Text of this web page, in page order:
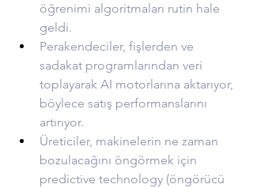
öğrenimi algoritmaları rutin hale
geldi.
Perakendeciler, fişlerden ve
sadakat programlarından veri
toplayarak AI motorlarına aktarıyor,
böylece satış performanslarını
artırıyor.
Üreticiler, makinelerin ne zaman
bozulacağını öngörmek için
predictive technology (öngörücü